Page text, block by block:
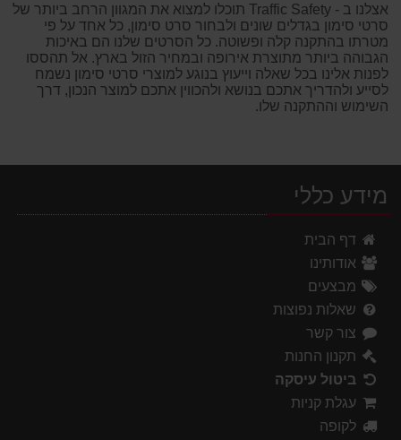
אצלנו ב - Traffic Safety תוכלו למצוא את המגוון הרחב ביותר של
סרטי סימון בגדלים שונים ולבחור סרט סימון, כל אחד על פי
מטרתו בהתקנה קלה ופשוטה. כל הסרטים שלנו הם באיכות
הגבוהה ביותר מתוצרת אירופה ובמחיר הזול בארץ. אל תהססו
לפנות אלינו בכל שאלה וייעוץ בנוגע למוצרי סרטי סימון נשמח
לסייע ולהדריך אתכם בנושא ולהכווין אתכם למוצר הנכון, דרך
השימוש וההתקנה שלו.
מידע כללי
דף הבית
אודותינו
מבצעים
שאלות נפוצות
צור קשר
תקנון החנות
ביטול עיסקה
עגלת קניות
לקופה